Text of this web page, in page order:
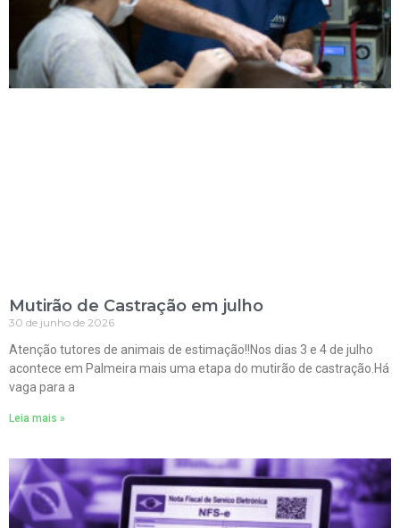
Mutirão de Castração em julho
30 de junho de 2026
Atenção tutores de animais de estimação!!Nos dias 3 e 4 de julho
acontece em Palmeira mais uma etapa do mutirão de castração.Há
vaga para a
Leia mais »